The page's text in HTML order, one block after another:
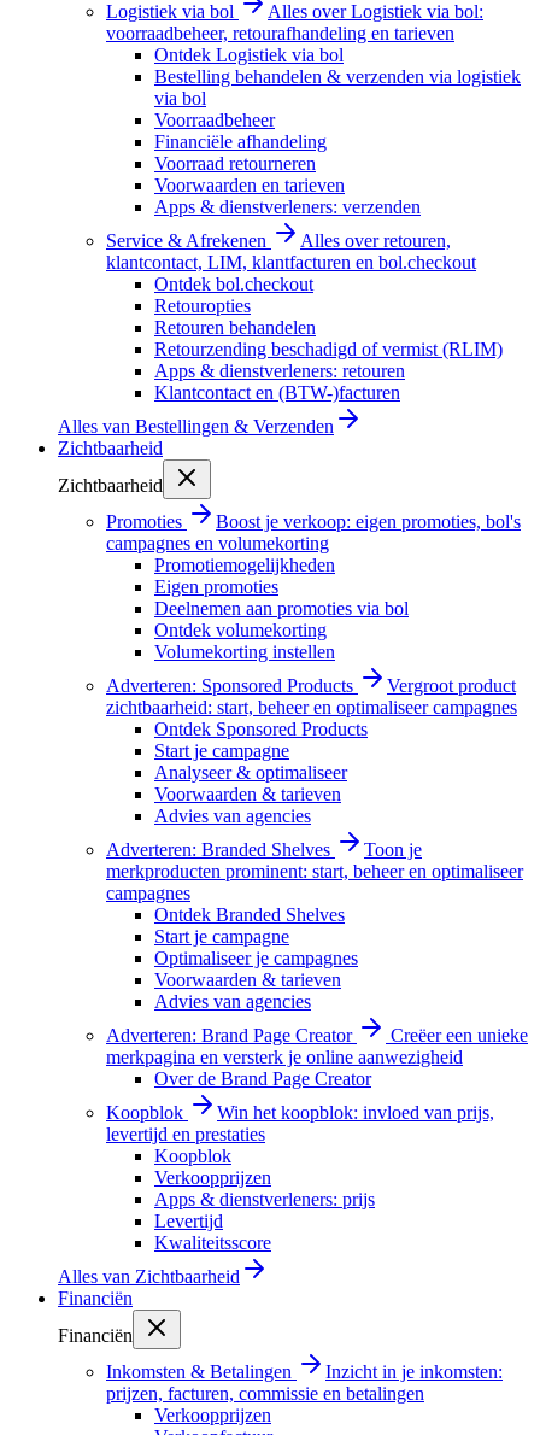
Logistiek via bol
Alles over Logistiek via bol:
voorraadbeheer, retourafhandeling en tarieven
Ontdek Logistiek via bol
Bestelling behandelen & verzenden via logistiek
via bol
Voorraadbeheer
Financiële afhandeling
Voorraad retourneren
Voorwaarden en tarieven
Apps & dienstverleners: verzenden
Service & Afrekenen
Alles over retouren,
klantcontact, LIM, klantfacturen en bol.checkout
Ontdek bol.checkout
Retouropties
Retouren behandelen
Retourzending beschadigd of vermist (RLIM)
Apps & dienstverleners: retouren
Klantcontact en (BTW-)facturen
Alles van Bestellingen & Verzenden
Zichtbaarheid
Zichtbaarheid
Promoties
Boost je verkoop: eigen promoties, bol's
campagnes en volumekorting
Promotiemogelijkheden
Eigen promoties
Deelnemen aan promoties via bol
Ontdek volumekorting
Volumekorting instellen
Adverteren: Sponsored Products
Vergroot product
zichtbaarheid: start, beheer en optimaliseer campagnes
Ontdek Sponsored Products
Start je campagne
Analyseer & optimaliseer
Voorwaarden & tarieven
Advies van agencies
Adverteren: Branded Shelves
Toon je
merkproducten prominent: start, beheer en optimaliseer
campagnes
Ontdek Branded Shelves
Start je campagne
Optimaliseer je campagnes
Voorwaarden & tarieven
Advies van agencies
Adverteren: Brand Page Creator
Creëer een unieke
merkpagina en versterk je online aanwezigheid
Over de Brand Page Creator
Koopblok
Win het koopblok: invloed van prijs,
levertijd en prestaties
Koopblok
Verkoopprijzen
Apps & dienstverleners: prijs
Levertijd
Kwaliteitsscore
Alles van Zichtbaarheid
Financiën
Financiën
Inkomsten & Betalingen
Inzicht in je inkomsten:
prijzen, facturen, commissie en betalingen
Verkoopprijzen